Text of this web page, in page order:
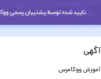
آگهی
آموزش ووکامرس